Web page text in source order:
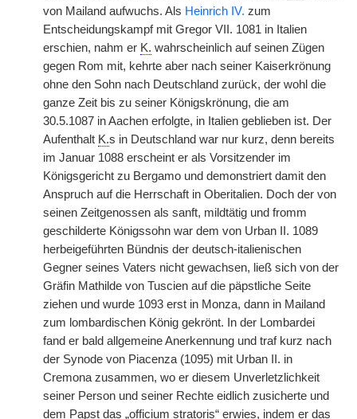
von Mailand aufwuchs. Als Heinrich IV. zum
Entscheidungskampf mit Gregor VII. 1081 in Italien
erschien, nahm er K. wahrscheinlich auf seinen Zügen
gegen Rom mit, kehrte aber nach seiner Kaiserkrönung
ohne den Sohn nach Deutschland zurück, der wohl die
ganze Zeit bis zu seiner Königskrönung, die am
30.5.1087 in Aachen erfolgte, in Italien geblieben ist. Der
Aufenthalt K.s in Deutschland war nur kurz, denn bereits
im Januar 1088 erscheint er als Vorsitzender im
Königsgericht zu Bergamo und demonstriert damit den
Anspruch auf die Herrschaft in Oberitalien. Doch der von
seinen Zeitgenossen als sanft, mildtätig und fromm
geschilderte Königssohn war dem von Urban II. 1089
herbeigeführten Bündnis der deutsch-italienischen
Gegner seines Vaters nicht gewachsen, ließ sich von der
Gräfin Mathilde von Tuscien auf die päpstliche Seite
ziehen und wurde 1093 erst in Monza, dann in Mailand
zum lombardischen König gekrönt. In der Lombardei
fand er bald allgemeine Anerkennung und traf kurz nach
der Synode von Piacenza (1095) mit Urban II. in
Cremona zusammen, wo er diesem Unverletzlichkeit
seiner Person und seiner Rechte eidlich zusicherte und
dem Papst das „officium stratoris“ erwies, indem er das